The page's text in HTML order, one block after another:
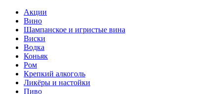
Акции
Вино
Шампанское и игристые вина
Виски
Водка
Коньяк
Ром
Крепкий алкоголь
Ликёры и настойки
Пиво